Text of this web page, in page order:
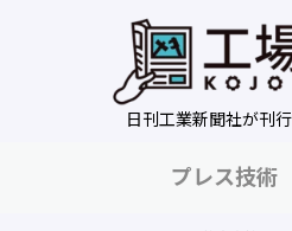
日刊工業新聞社が刊
プレス技術